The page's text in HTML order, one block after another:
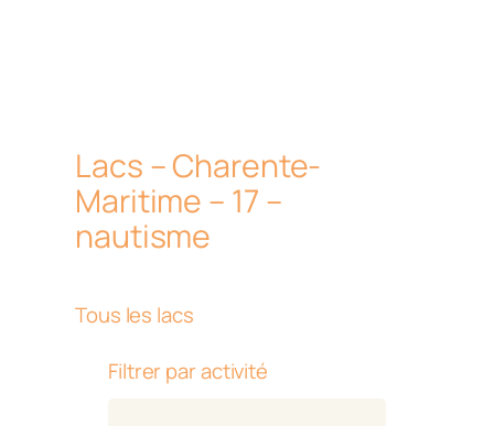
Lacs – Charente-
Maritime – 17 –
nautisme
Tous les lacs
Filtrer par activité